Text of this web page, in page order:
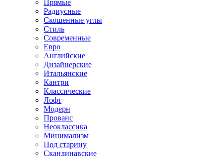
Прямые
Радиусные
Скошенные углы
Стиль
Современные
Евро
Английские
Дизайнерские
Итальянские
Кантри
Классические
Лофт
Модерн
Прованс
Неоклассика
Минимализм
Под старину
Скандинавские